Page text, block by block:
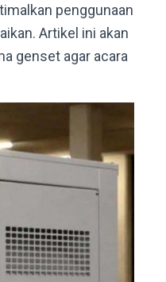
penggunaan
Artikel ini akan
genset agar acara